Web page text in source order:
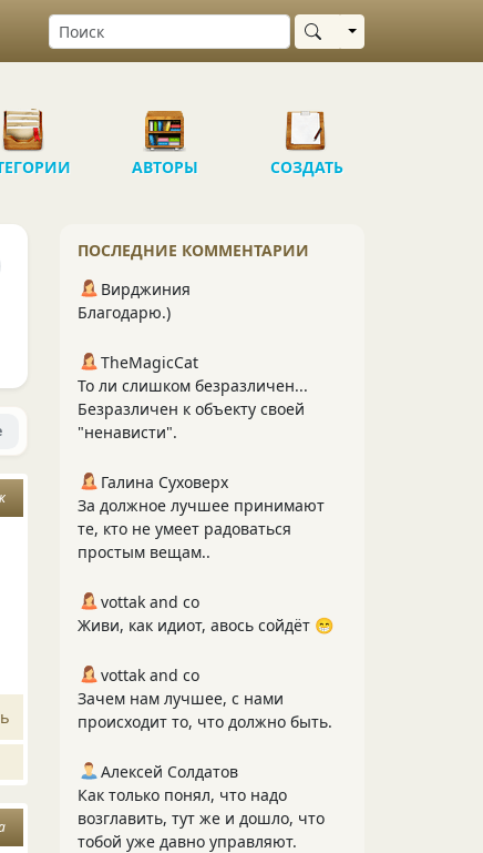
Выбрать область
АВТОРЫ СОЗДАТЬ
ПОСЛЕДНИЕ КОММЕНТАРИИ
Вирджиния
Благодарю.)
TheMagicCat
То ли слишком безразличен...
Безразличен к объекту своей
"ненависти".
Галина Суховерх
За должное лучшее принимают
те, кто не умеет радоваться
простым вещам..
vottak and co
Живи, как идиот, авось сойдёт 😁
vottak and co
Зачем нам лучшее, с нами
происходит то, что должно быть.
Алексей Солдатов
Как только понял, что надо
возглавить, тут же и дошло, что
тобой уже давно управляют.